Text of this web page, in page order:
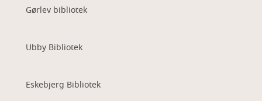
Gørlev bibliotek
Ubby Bibliotek
Eskebjerg Bibliotek